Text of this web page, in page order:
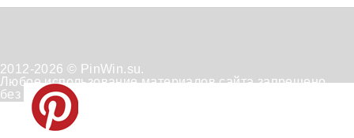
2012-2026 © PinWin.su.
Любое использование материалов сайта запрещено
без согласования с администрацией сайта.
Техническая
поддержка
Положение